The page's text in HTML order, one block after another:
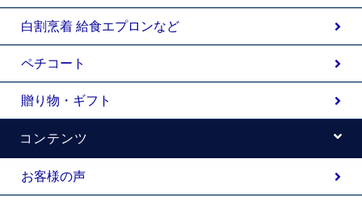
白割烹着 給食エプロンなど
ペチコート
贈り物・ギフト
コンテンツ
お客様の声